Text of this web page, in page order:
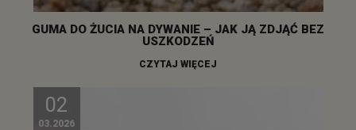
GUMA DO ŻUCIA NA DYWANIE – JAK JĄ ZDJĄĆ BEZ
USZKODZEŃ
CZYTAJ WIĘCEJ
02
03.2026